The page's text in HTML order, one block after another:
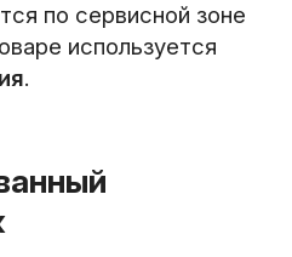
по сервисной зоне
используется
.